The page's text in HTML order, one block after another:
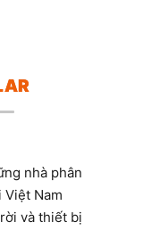
nhà phân
Việt Nam
và thiết bị